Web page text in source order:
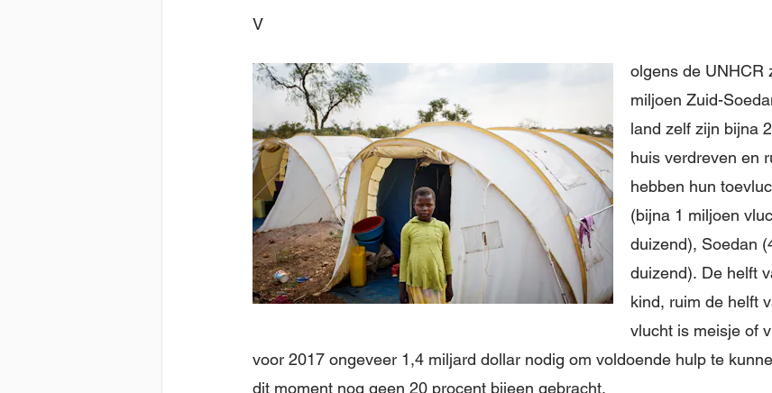
V
olgens de UNHCR
miljoen Zuid-
land zelf zijn bijna
huis verdreven en
hebben hun
(bijna 1 miljoen
duizend), Soedan
duizend). De helft
kind, ruim de helft
vlucht is meisje of
voor 2017 ongeveer 1,4 miljard dollar nodig om voldoende hulp te
dit moment nog geen 20 procent bijeen gebracht.